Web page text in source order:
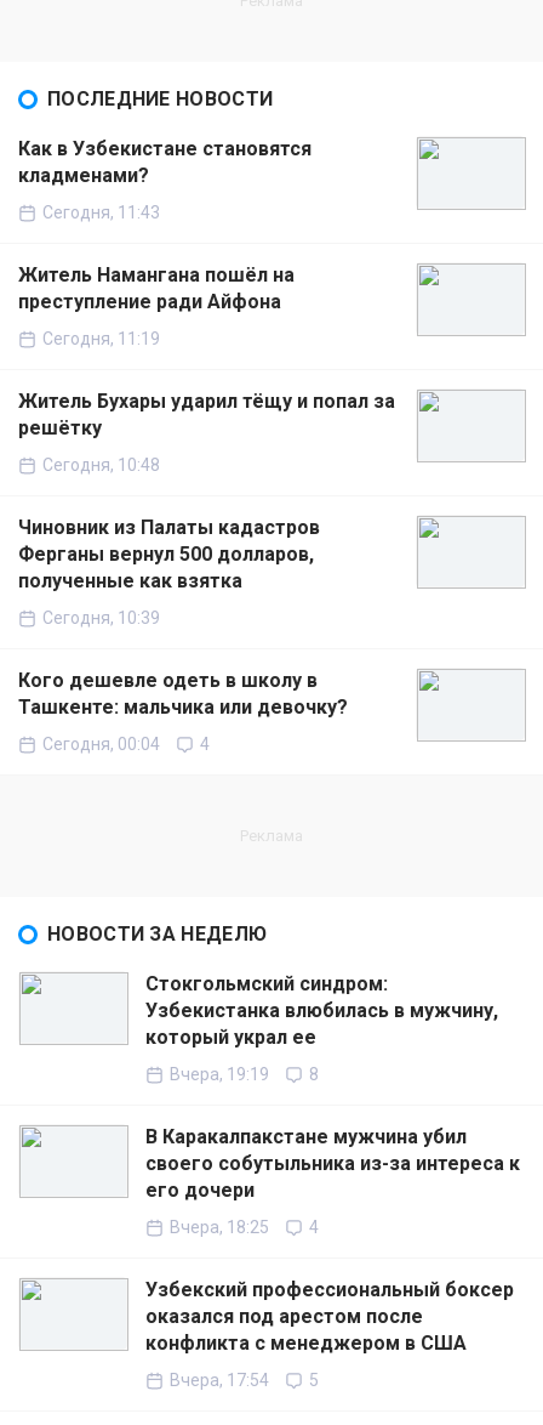
ПОСЛЕДНИЕ НОВОСТИ
Как в Узбекистане становятся
кладменами?
Сегодня, 11:43
Житель Намангана пошёл на
преступление ради Айфона
Сегодня, 11:19
Житель Бухары ударил тёщу и попал за
решётку
Сегодня, 10:48
Чиновник из Палаты кадастров
Ферганы вернул 500 долларов,
полученные как взятка
Сегодня, 10:39
Кого дешевле одеть в школу в
Ташкенте: мальчика или девочку?
Сегодня, 00:04 4
НОВОСТИ ЗА НЕДЕЛЮ
Стокгольмский синдром:
Узбекистанка влюбилась в мужчину,
который украл ее
Вчера, 19:19 8
В Каракалпакстане мужчина убил
своего собутыльника из-за интереса к
его дочери
Вчера, 18:25 4
Узбекский профессиональный боксер
оказался под арестом после
конфликта с менеджером в США
Вчера, 17:54 5